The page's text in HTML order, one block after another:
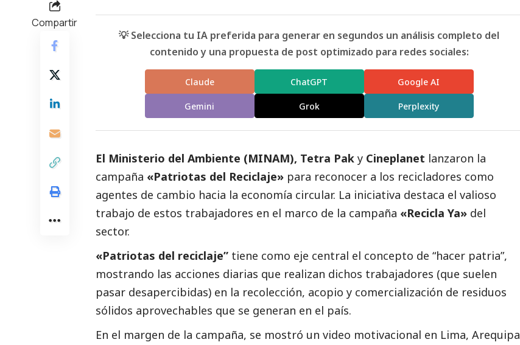
Compartir
💡 Selecciona tu IA preferida para generar en segundos un análisis completo del
contenido y una propuesta de post optimizado para redes sociales:
Claude ChatGPT Google AI
Gemini Grok Perplexity
El Ministerio del Ambiente (MINAM), Tetra Pak y Cineplanet lanzaron la
campaña «Patriotas del Reciclaje» para reconocer a los recicladores como
agentes de cambio hacia la economía circular. La iniciativa destaca el valioso
trabajo de estos trabajadores en el marco de la campaña «Recicla Ya» del
sector.
«Patriotas del reciclaje” tiene como eje central el concepto de “hacer patria”,
mostrando las acciones diarias que realizan dichos trabajadores (que suelen
pasar desapercibidas) en la recolección, acopio y comercialización de residuos
sólidos aprovechables que se generan en el país.
En el margen de la campaña, se mostró un video motivacional en Lima, Arequipa